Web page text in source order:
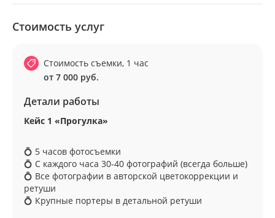
Стоимость услуг
Стоимость съемки, 1 час
от 7 000 руб.
Детали работы
Кейс 1 «Прогулка»
💍 5 часов фотосъемки
💍 С каждого часа 30-40 фотографий (всегда больше)
💍 Все фотографии в авторской цветокоррекции и
ретуши
💍 Крупные портеры в детальной ретуши